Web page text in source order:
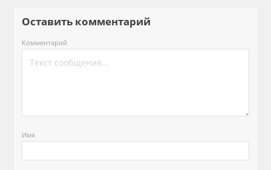
Оставить комментарий
Комментарий
Имя